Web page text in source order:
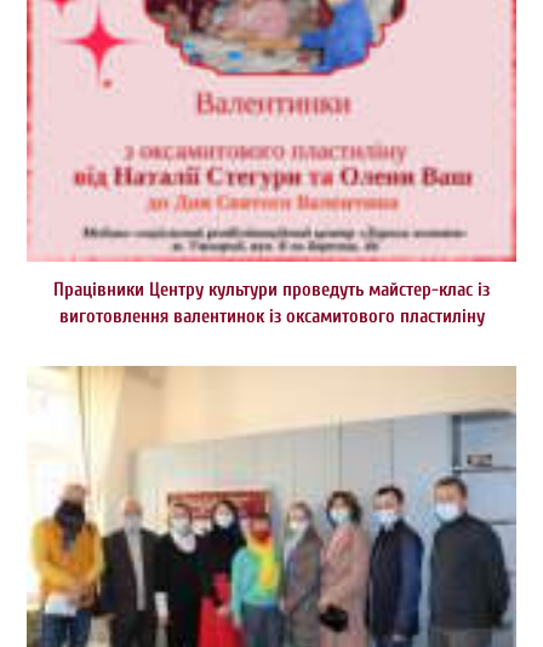
Працівники Центру культури проведуть майстер-клас із
виготовлення валентинок із оксамитового пластиліну